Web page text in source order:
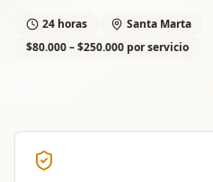
24 horas
Santa Marta
$80.000 – $250.000 por servicio